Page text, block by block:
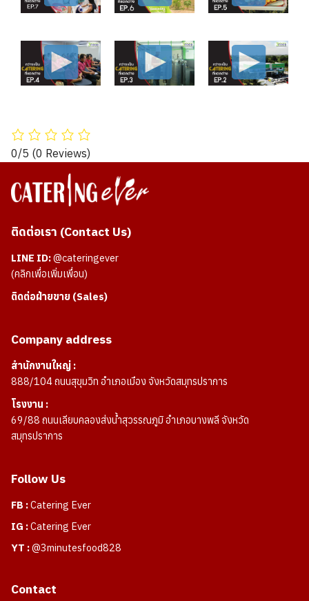
0/5 (0 Reviews)
ติดต่อเรา (Contact Us)
LINE ID:@cateringever
(คลิกเพื่อเพิ่มเพื่อน)
ติดต่อฝ่ายขาย (Sales)
Company address
สำนักงานใหญ่ :
888/104 ถนนสุขุมวิท อำเภอเมือง จังหวัดสมุทรปราการ
โรงงาน :
69/88 ถนนเลียบคลองส่งน้ำสุวรรณภูมิ อำเภอบางพลี จังหวัด
สมุทรปราการ
Follow Us
FB :Catering Ever
IG :Catering Ever
YT :@3minutesfood828
Contact